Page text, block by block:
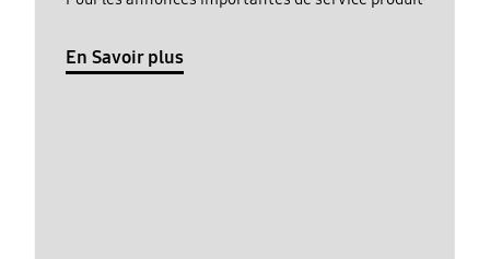
En Savoir plus